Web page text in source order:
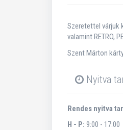
Szeretettel várjuk
valamint RETRO,
Szent Márton
Nyitva
Rendes nyitva
H - P: 9:00 - 17:00